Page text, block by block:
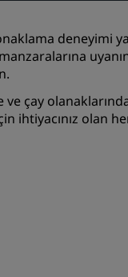
deneyimi
çay
olan